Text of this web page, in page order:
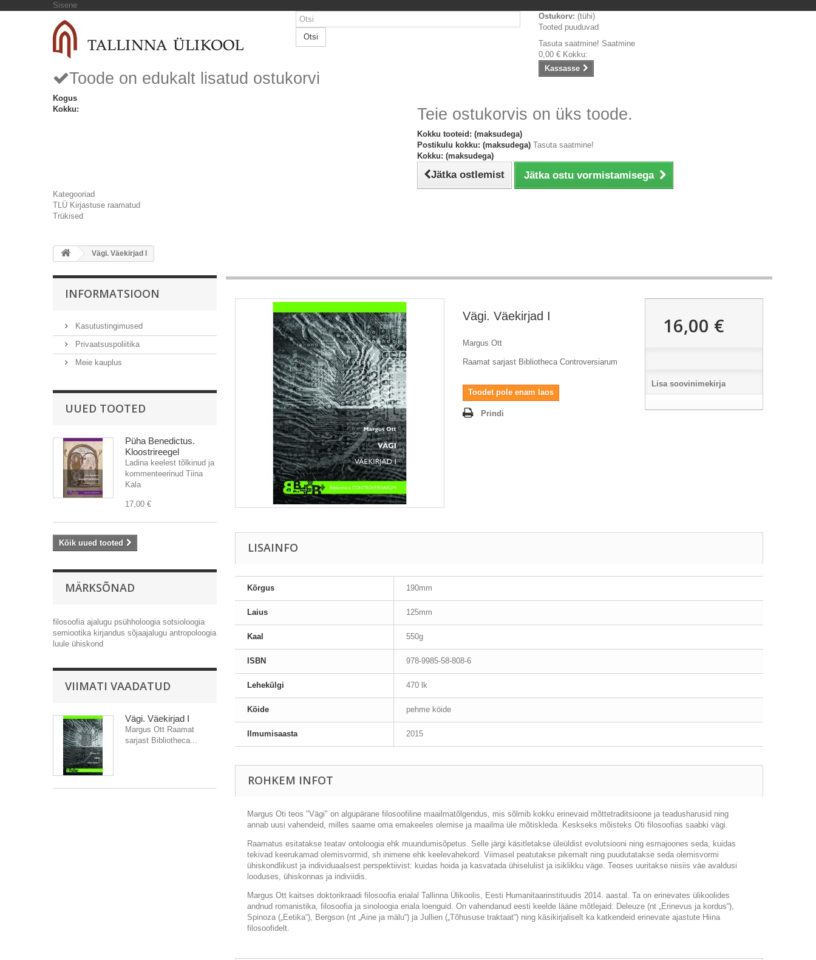
Sisene
Otsi
Ostukorv: (tühi)
Tooted puuduvad
Tasuta saatmine! Saatmine
0,00 € Kokku:
Kassasse
Toode on edukalt lisatud ostukorvi
Kogus
Kokku:
Teie ostukorvis on üks toode.
Kokku tooteid: (maksudega)
Postikulu kokku: (maksudega) Tasuta saatmine!
Kokku: (maksudega)
Jätka ostlemist Jätka ostu vormistamisega
Kategooriad
TLÜ Kirjastuse raamatud
Trükised
Vägi. Väekirjad I
INFORMATSIOON
Kasutustingimused
Privaatsuspoliitika
Meie kauplus
UUED TOOTED
Püha Benedictus.
Kloostrireegel
Ladina keelest tõlkinud ja
kommenteerinud Tiina
Kala
17,00 €
Kõik uued tooted
MÄRKSÕNAD
filosoofia ajalugu psühholoogia sotsioloogia
semiootika kirjandus sõjaajalugu antropoloogia
luule ühiskond
VIIMATI VAADATUD
Vägi. Väekirjad I
Margus Ott Raamat
sarjast Bibliotheca...
Vägi. Väekirjad I
Margus Ott
Raamat sarjast Bibliotheca Controversiarum
Toodet pole enam laos
Prindi
16,00 €
Lisa soovinimekirja
LISAINFO
Kõrgus 190mm
Laius 125mm
Kaal 550g
ISBN 978-9985-58-808-6
Lehekülgi 470 lk
Köide pehme köide
Ilmumisaasta 2015
ROHKEM INFOT
Margus Oti teos "Vägi" on algupärane filosoofiline maailmatõlgendus, mis sõlmib kokku erinevaid mõttetraditsioone ja teadusharusid ning
annab uusi vahendeid, milles saame oma emakeeles olemise ja maailma üle mõtiskleda. Keskseks mõisteks Oti filosoofias saabki vägi.
Raamatus esitatakse teatav ontoloogia ehk muundumisõpetus. Selle järgi käsitletakse üleüldist evolutsiooni ning esmajoones seda, kuidas
tekivad keerukamad olemisvormid, sh inimene ehk keelevahekord. Viimasel peatutakse pikemalt ning puudutatakse seda olemisvormi
ühiskondlikust ja individuaalsest perspektiivist: kuidas hoida ja kasvatada ühiselulist ja isiklikku väge. Teoses uuritakse niisiis väe avaldusi
looduses, ühiskonnas ja indiviidis.
Margus Ott kaitses doktorikraadi filosoofia erialal Tallinna Ülikoolis, Eesti Humanitaarinstituudis 2014. aastal. Ta on erinevates ülikoolides
andnud romanistika, filosoofia ja sinoloogia eriala loenguid. On vahendanud eesti keelde lääne mõtlejaid: Deleuze (nt „Erinevus ja kordus“),
Spinoza („Eetika“), Bergson (nt „Aine ja mälu“) ja Jullien („Tõhususe traktaat“) ning käsikirjaliselt ka katkendeid erinevate ajastute Hiina
filosoofidelt.